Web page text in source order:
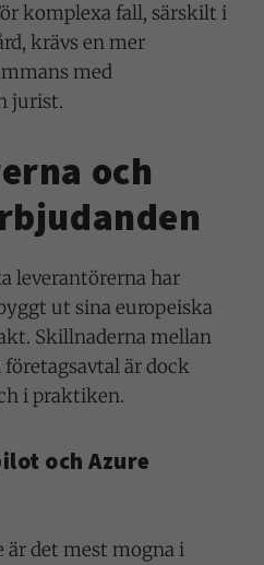
komplexa fall, särskilt i
krävs en mer
med
jurist.
och
leverantörerna har
ut sina europeiska
Skillnaderna mellan
är dock
i praktiken.
och Azure
är det mest mogna i